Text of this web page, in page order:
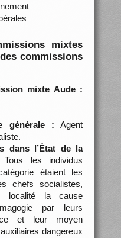
mixtes
commissions
mixte Aude :
générale : Agent
dans l’État de la
Tous les individus
étaient les
chefs socialistes,
localité la cause
par leurs
et leur moyen
dangereux